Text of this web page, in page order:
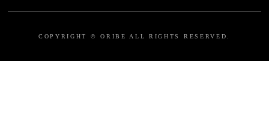
COPYRIGHT © ORIBE ALL RIGHTS RESERVED.